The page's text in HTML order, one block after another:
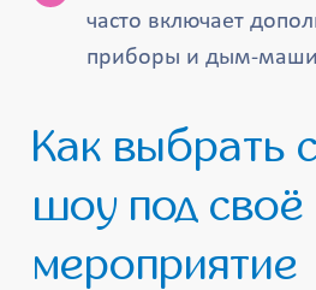
часто включает
приборы и дым-
Как выбрать световое
шоу под своё
мероприятие